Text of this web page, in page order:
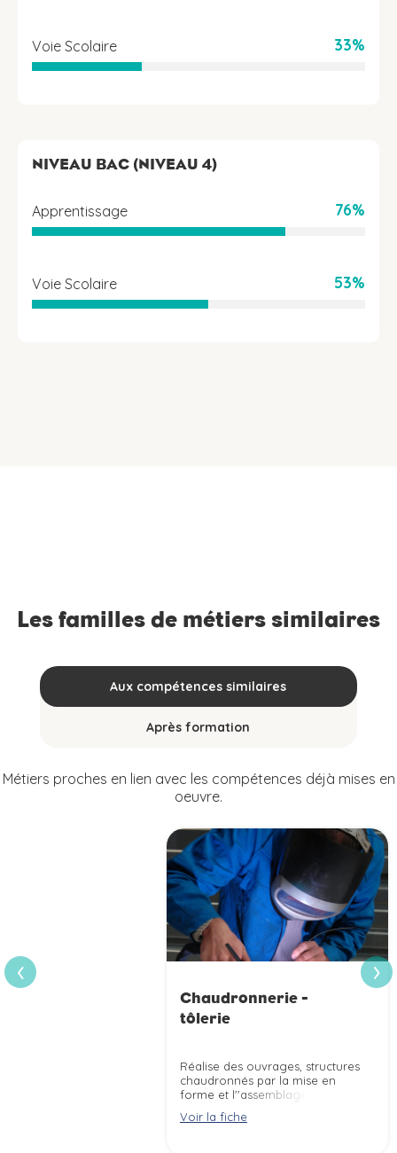
Voie Scolaire 33%
NIVEAU BAC (NIVEAU 4)
Apprentissage 76%
Voie Scolaire 53%
Les familles de métiers similaires
Aux compétences similaires
Après formation
Métiers proches en lien avec les compétences déjà mises en
oeuvre.
Chaudronnerie -
tôlerie
Réalise des ouvrages, structures
chaudronnés par la mise en
forme et l''assemblage de tôles,
dimensions, selon les règles de
Voir la fiche
‹
›